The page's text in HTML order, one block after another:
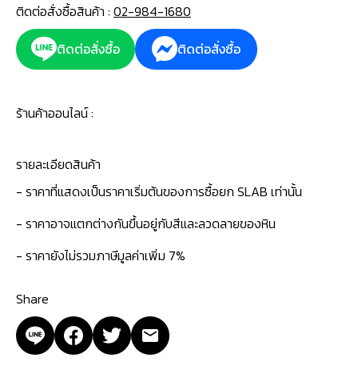
ติดต่อสั่งซื้อสินค้า : 02-984-1680
ติดต่อสั่งซื้อ
ติดต่อสั่งซื้อ
ร้านค้าออนไลน์ :
รายละเอียดสินค้า
- ราคาที่แสดงเป็นราคาเริ่มต้นของการซื้อยก SLAB เท่านั้น
- ราคาอาจแตกต่างกันขึ้นอยู่กับสีและลวดลายของหิน
- ราคายังไม่รวมภาษีมูลค่าเพิ่ม 7%
Share